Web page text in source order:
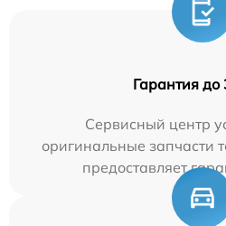
Гарантия до
Сервисный центр
оригинальные запчасти
предоставляет